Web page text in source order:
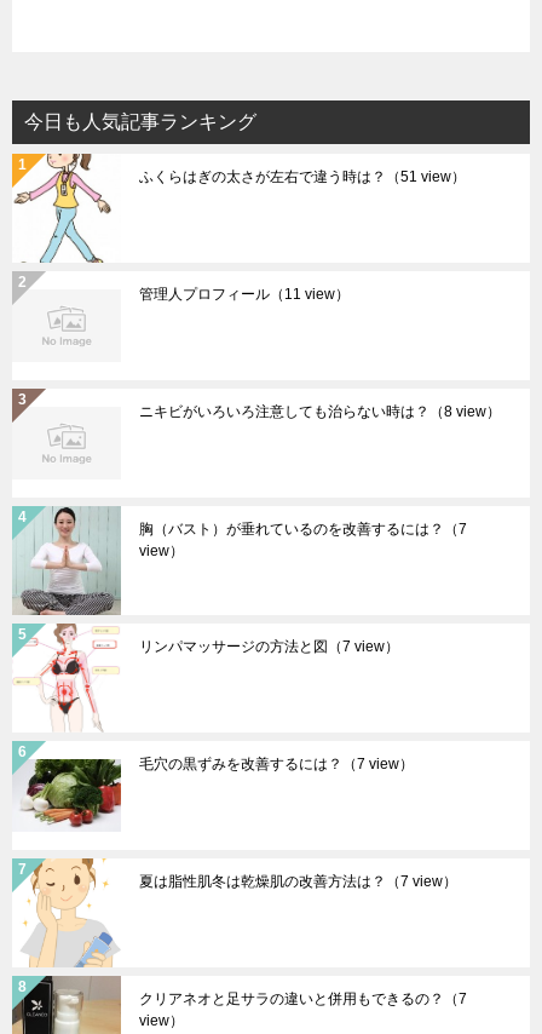
今日も人気記事ランキング
ふくらはぎの太さが左右で違う時は？ （51 view）
管理人プロフィール （11 view）
ニキビがいろいろ注意しても治らない時は？ （8 view）
胸（バスト）が垂れているのを改善するには？
（7
view）
リンパマッサージの方法と図 （7 view）
毛穴の黒ずみを改善するには？ （7 view）
夏は脂性肌冬は乾燥肌の改善方法は？ （7 view）
クリアネオと足サラの違いと併用もできるの？
（7
view）